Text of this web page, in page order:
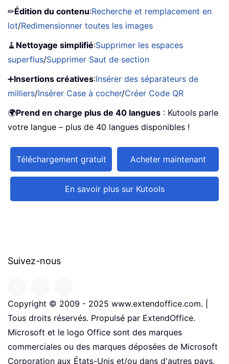
✏Édition du contenu:Recherche et remplacement en
lot/Redimensionner toutes les images
🧹 Nettoyage simplifié:Supprimer les espaces
superflus/Supprimer Saut de section
➕Insertions créatives:Insérer des séparateurs de
milliers/Insérer Case à cocher/Créer Code QR
🌍Prend en charge plus de 40 langues : Kutools parle
votre langue – plus de 40 langues disponibles !
Téléchargement gratuit Acheter maintenant
En savoir plus sur Kutools
Suivez-nous
Copyright © 2009 - 2025 www.extendoffice.com. |
Tous droits réservés. Propulsé par ExtendOffice.
Microsoft et le logo Office sont des marques
commerciales ou des marques déposées de Microsoft
Corporation aux États-Unis et/ou dans d'autres pays.